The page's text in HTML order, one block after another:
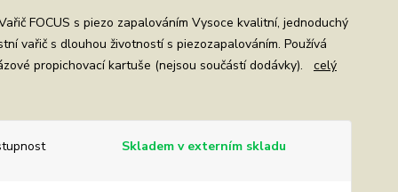
FOCUS s piezo zapalováním Vysoce kvalitní, jednoduchý
vařič s dlouhou životností s piezozapalováním. Používá
propichovací kartuše (nejsou součástí dodávky). celý
Skladem v externím skladu